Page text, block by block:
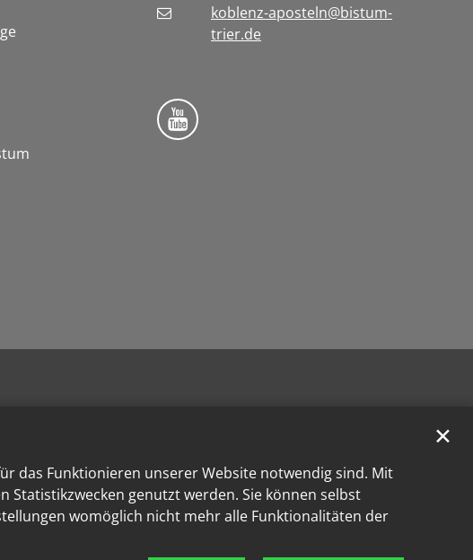
das Funktionieren unserer Website notwendig sind. Mit
Statistikzwecken genutzt werden. Sie können selbst
womöglich nicht mehr alle Funktionalitäten der
✕
koblenz-aposteln@bistum-
trier.de
Bistum Trier auf YouTube